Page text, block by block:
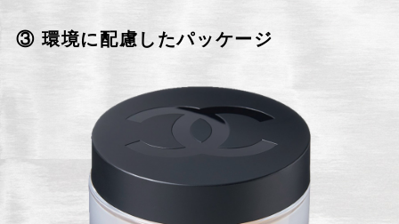
③ 環境に配慮したパッケージ